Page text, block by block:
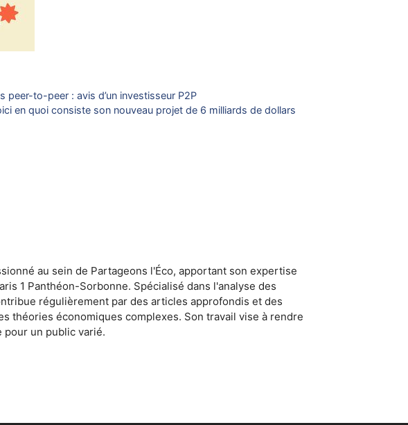
peer-to-peer : avis d’un investisseur P2P
en quoi consiste son nouveau projet de 6 milliards de dollars
au sein de Partageons l'Éco, apportant son expertise
1 Panthéon-Sorbonne. Spécialisé dans l'analyse des
régulièrement par des articles approfondis et des
théories économiques complexes. Son travail vise à rendre
un public varié.